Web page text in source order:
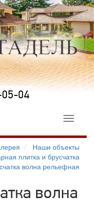
04
Toggle
Наши объекты
плитка и брусчатка
волна рельефная
волна